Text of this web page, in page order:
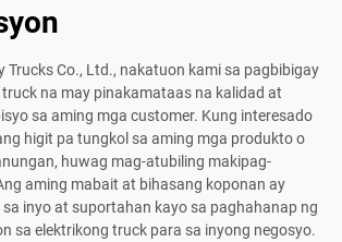
Trucks Co., Ltd., nakatuon kami sa pagbibigay
na may pinakamataas na kalidad at
sa aming mga customer. Kung interesado
higit pa tungkol sa aming mga produkto o
huwag mag-atubiling makipag-
aming mabait at bihasang koponan ay
inyo at suportahan kayo sa paghahanap ng
sa elektrikong truck para sa inyong negosyo.